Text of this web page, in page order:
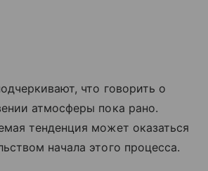
что говорить о
атмосферы пока рано.
тенденция может оказаться
начала этого процесса.